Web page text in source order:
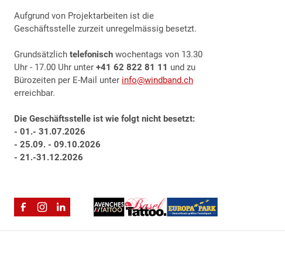
Aufgrund von Projektarbeiten ist die
Geschäftsstelle zurzeit unregelmässig besetzt.
Grundsätzlich telefonisch wochentags von 13.30
Uhr - 17.00 Uhr unter +41 62 822 81 11 und zu
Bürozeiten per E-Mail unter info@windband.ch
erreichbar.
Die Geschäftsstelle ist wie folgt nicht besetzt:
- 01.- 31.07.2026
- 25.09. - 09.10.2026
- 21.-31.12.2026